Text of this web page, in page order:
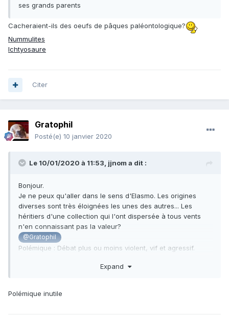
ses grands parents
Cacheraient-ils des oeufs de pâques paléontologique?
Nummulites
Ichtyosaure
Citer
Gratophil
Posté(e) 10 janvier 2020
Le 10/01/2020 à 11:53, jjnom a dit :
Bonjour.
Je ne peux qu'aller dans le sens d'Elasmo. Les origines
diverses sont très éloignées les unes des autres... Les
héritiers d'une collection qui l'ont dispersée à tous vents
n'en connaissant pas la valeur?
@Gratophil
Polémique : Débat plus ou moins violent, vif et agressif.
arguments à l’appui, une anomalie ? A se poser des
Est-ce stérile ? Peut-être ; si on n’a pas d’interlocuteur pour
Expand
Polémique inutile